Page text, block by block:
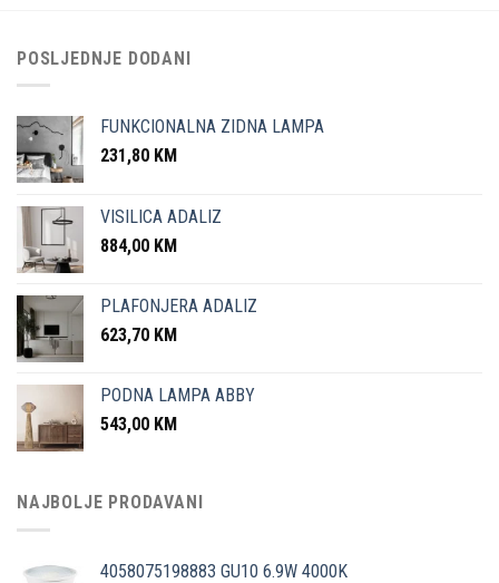
POSLJEDNJE DODANI
FUNKCIONALNA ZIDNA LAMPA
231,80 KM
VISILICA ADALIZ
884,00 KM
PLAFONJERA ADALIZ
623,70 KM
PODNA LAMPA ABBY
543,00 KM
NAJBOLJE PRODAVANI
4058075198883 GU10 6.9W 4000K